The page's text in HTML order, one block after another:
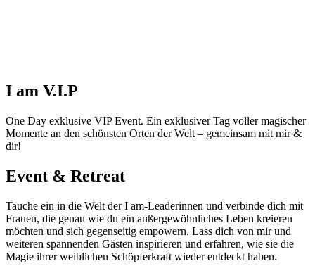
I am V.I.P
One Day exklusive VIP Event. Ein exklusiver Tag voller magischer
Momente an den schönsten Orten der Welt – gemeinsam mit mir &
dir!
Event & Retreat
Tauche ein in die Welt der I am-Leaderinnen und verbinde dich mit
Frauen, die genau wie du ein außergewöhnliches Leben kreieren
möchten und sich gegenseitig empowern. Lass dich von mir und
weiteren spannenden Gästen inspirieren und erfahren, wie sie die
Magie ihrer weiblichen Schöpferkraft wieder entdeckt haben.